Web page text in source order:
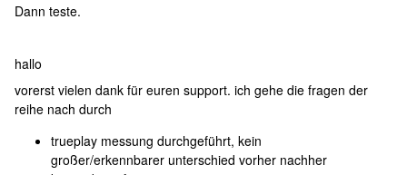
Dann teste.
hallo
vorerst vielen dank für euren support. ich gehe die fragen der
reihe nach durch
trueplay messung durchgeführt, kein
großer/erkennbarer unterschied vorher nachher